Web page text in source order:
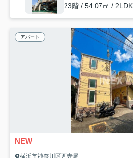
23階 / 54.07㎡ / 2LDK
アパート
NEW
横浜市神奈川区西寺尾